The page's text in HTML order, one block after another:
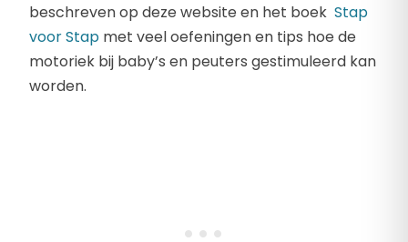
beschreven op deze website en het boek Stap
voor Stap met veel oefeningen en tips hoe de
motoriek bij baby’s en peuters gestimuleerd kan
worden.